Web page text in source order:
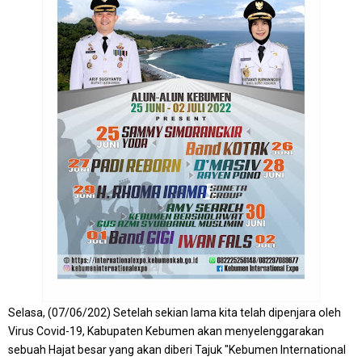
Selasa, (07/06/202) Setelah sekian lama kita telah dipenjara oleh
Virus Covid-19, Kabupaten Kebumen akan menyelenggarakan
sebuah Hajat besar yang akan diberi Tajuk "Kebumen International